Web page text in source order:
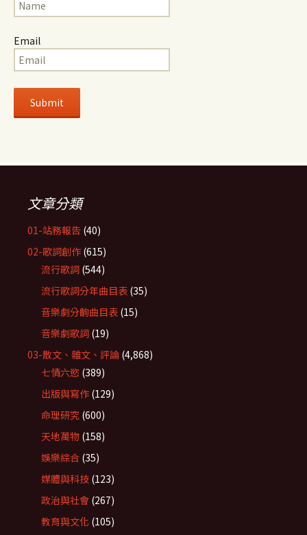
Email
文章分類
01-站務報告 (40)
02-歌詞創作 (615)
流行歌詞 (544)
流行歌詞分年曲目表 (35)
音樂劇分齣曲目表 (15)
音樂劇歌詞 (19)
03-散文、雜文、評論 (4,868)
七情六慾 (389)
出版與寫作 (129)
命理研究 (600)
天地萬物 (158)
娛樂綜合 (35)
媒體與科技 (123)
政治與社會 (267)
教育與文化 (105)